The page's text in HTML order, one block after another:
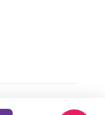
способом